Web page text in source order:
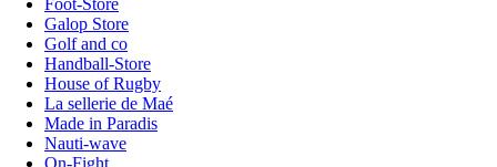
Galop Store
Golf and co
Handball-Store
House of Rugby
La sellerie de Maé
Made in Paradis
Nauti-wave
On-Fight